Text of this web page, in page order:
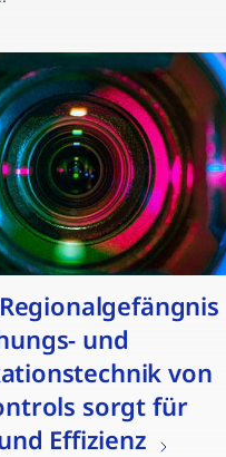
und
von
sorgt für
Effizienz